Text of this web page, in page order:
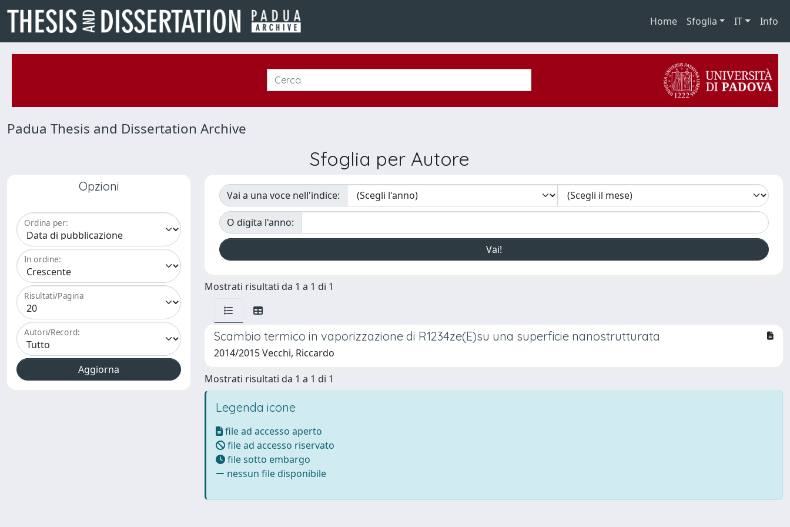
Home Sfoglia IT Info
Padua Thesis and Dissertation Archive
Sfoglia per Autore
Opzioni
Ordina per:
In ordine:
Risultati/Pagina
Autori/Record:
Vai a una voce nell'indice:
O digita l'anno:
Mostrati risultati da 1 a 1 di 1
Scambio termico in vaporizzazione di R1234ze(E)su una superficie nanostrutturata
2014/2015 Vecchi, Riccardo
Mostrati risultati da 1 a 1 di 1
Legenda icone
file ad accesso aperto
file ad accesso riservato
file sotto embargo
nessun file disponibile